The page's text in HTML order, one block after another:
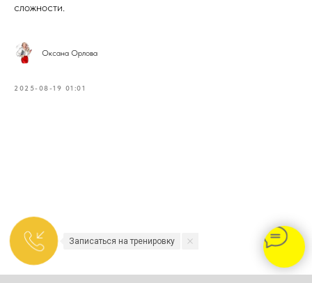
сложности.
Оксана Орлова
2025-08-19 01:01
Записаться на тренировку